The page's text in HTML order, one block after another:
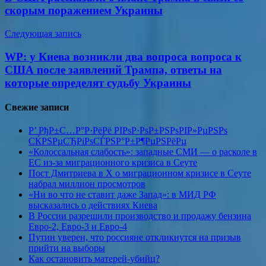
записям
скорым поражением Украины
Следующая запись
WP: у Киева возникли два вопроса вопроса к
США после заявлений Трампа, ответы на
которые определят судьбу Украины
Свежие записи
Р’ РђР±С…Р°Р·РёРё РІРѕР·РѕР±РЅРѕРІР»РµРЅРѕ
СЌРЅРµСЂРіРѕСЃРЅР°Р±Р¶РµРЅРёРµ
«Колоссальная слабость»: западные СМИ — о расколе в
ЕС из-за миграционного кризиса в Сеуте
Пост Дмитриева в X о миграционном кризисе в Сеуте
набрал миллион просмотров
«Ни во что не ставит даже Запад»: в МИД РФ
высказались о действиях Киева
В России разрешили производство и продажу бензина
Евро-2, Евро-3 и Евро-4
Путин уверен, что россияне откликнутся на призыв
прийти на выборы
Как остановить матерей-убийц?